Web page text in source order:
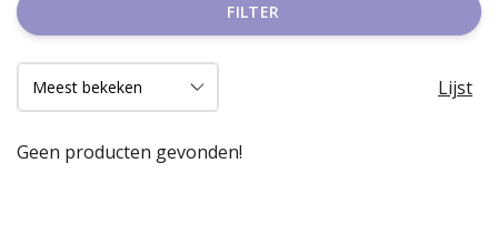
FILTER
Lijst
Geen producten gevonden!